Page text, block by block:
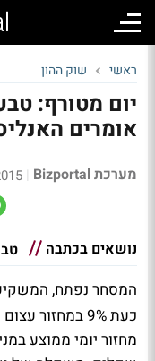
ראשי שוק ההון
יום מטורף:
אומרים
מערכת Bizportal |
נושאים בכתבה
המסחר נפתח,